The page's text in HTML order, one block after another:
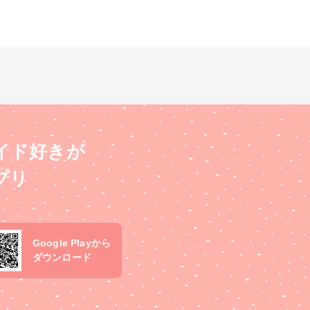
ド好きが
リ
Google Playから
ダウンロード